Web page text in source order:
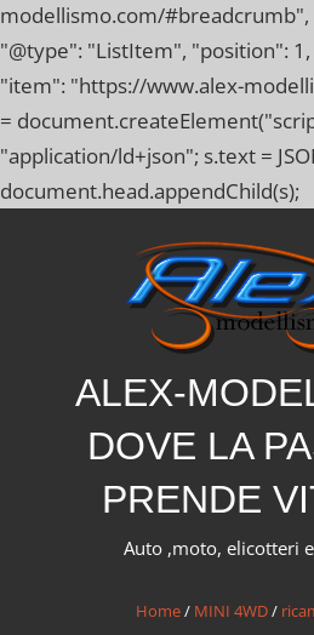
modellismo.com/
"@type": "ListItem", "position":
"item": "https://www.alex-
=
"application/ld+json"; s.text =
document.head.appendChild(s);
ALEX-
DOVE LA
PRENDE
Auto ,moto, elicotteri
Home/ MINI 4WD/